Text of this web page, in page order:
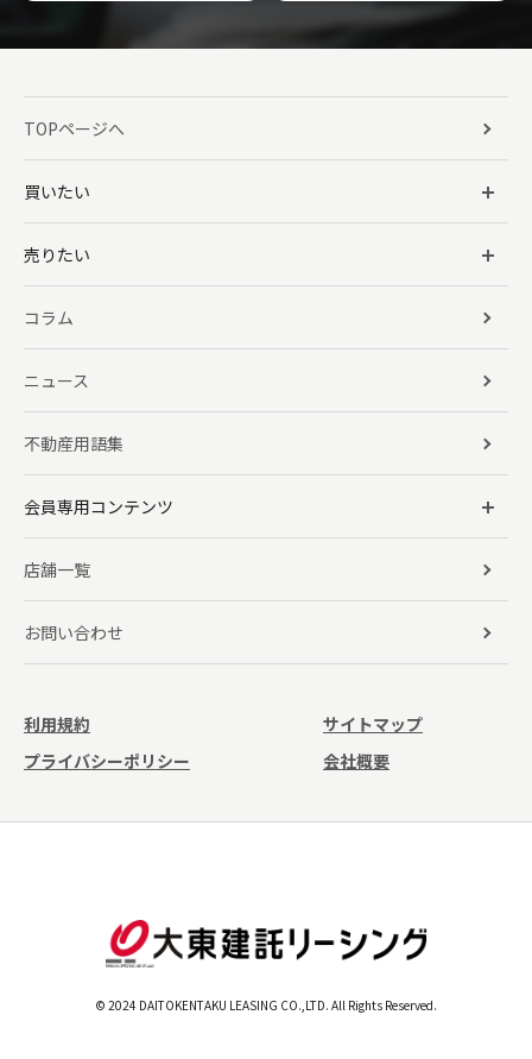
TOPページへ
買いたい
売りたい
コラム
ニュース
不動産用語集
会員専用コンテンツ
店舗一覧
お問い合わせ
利用規約
サイトマップ
プライバシーポリシー
会社概要
© 2024 DAITOKENTAKU LEASING CO.,LTD. All Rights Reserved.